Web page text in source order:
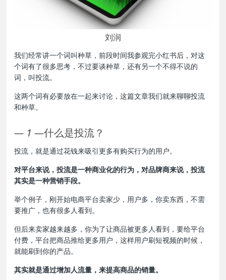
刘润
我们经常讲一个词叫种草，前段时间我参观完小红书后，对这
个词有了很多思考，不过要谈种草，还有另一个不得不说的
词，叫投流。
这两个词有必要放在一起来讨论，这篇文章我们就来聊聊投流
和种草。
— 1 —什么是投流？
投流，就是通过花钱来吸引更多有购买行为的用户。
对平台来说，投流是一种商业化的行为，对品牌商来说，投流
其实是一种营销手段。
举个例子，刚开始电商平台卖家少，用户多，你卖东西，不需
要推广，也有很多人看到。
但后来卖家越来越多，你为了让商品被更多人看到，要给平台
付费，平台把商品推给更多用户，这样用户刷短视频的时候，
就能刷到你的产品。
其实就是通过增加人流量，来提高商品的销量。